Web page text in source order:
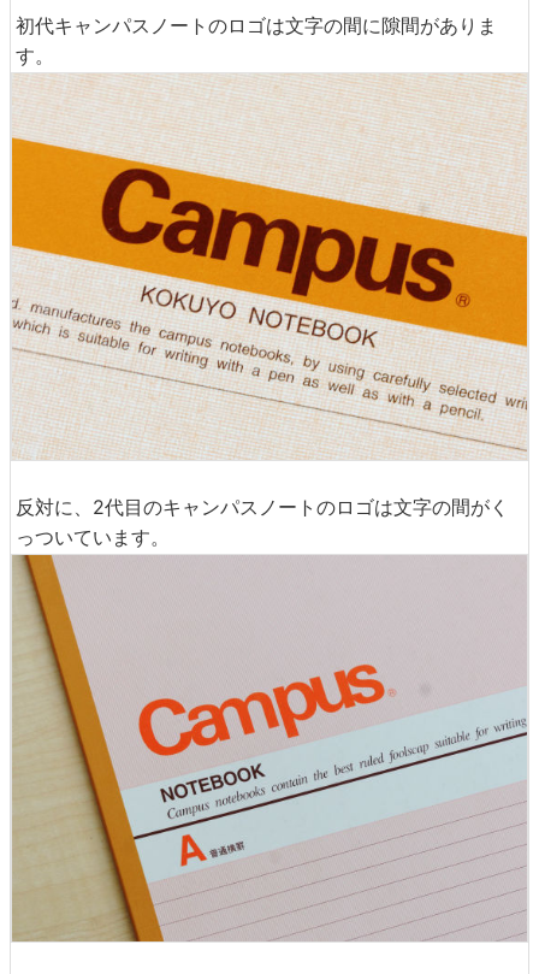
初代キャンパスノートのロゴは文字の間に隙間がありま
す。
反対に、2代目のキャンパスノートのロゴは文字の間がく
っついています。